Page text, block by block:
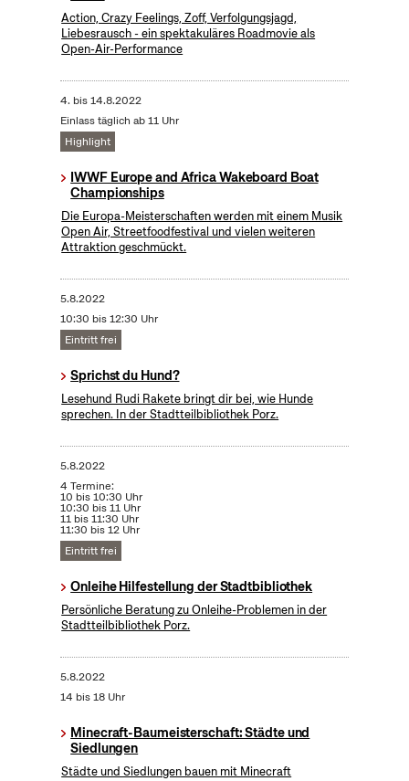
Action, Crazy Feelings, Zoff, Verfolgungsjagd,
Liebesrausch - ein spektakuläres Roadmovie als
Open-Air-Performance
4. bis14.8.2022
Einlass täglich ab 11 Uhr
Highlight
IWWF Europe and Africa Wakeboard Boat
Championships
Die Europa-Meisterschaften werden mit einem Musik
Open Air, Streetfoodfestival und vielen weiteren
Attraktion geschmückt.
5.8.2022
10:30 bis 12:30 Uhr
Eintritt frei
Sprichst du Hund?
Lesehund Rudi Rakete bringt dir bei, wie Hunde
sprechen. In der Stadtteilbibliothek Porz.
5.8.2022
4 Termine:
10 bis 10:30 Uhr
10:30 bis 11 Uhr
11 bis 11:30 Uhr
11:30 bis 12 Uhr
Eintritt frei
Onleihe Hilfestellung der Stadtbibliothek
Persönliche Beratung zu Onleihe-Problemen in der
Stadtteilbibliothek Porz.
5.8.2022
14 bis 18 Uhr
Minecraft-Baumeisterschaft: Städte und
Siedlungen
Städte und Siedlungen bauen mit Minecraft